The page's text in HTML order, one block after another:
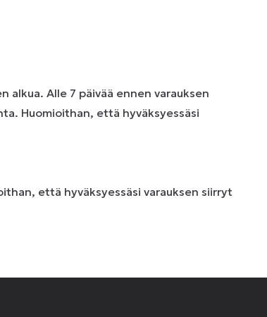
alkua. Alle 7 päivää ennen varauksen
Huomioithan, että hyväksyessäsi
että hyväksyessäsi varauksen siirryt